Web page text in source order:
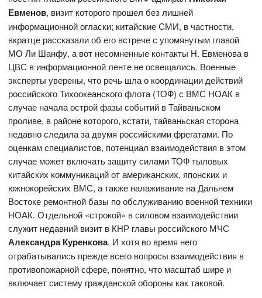
Евменов, визит которого прошел без лишней
информационной огласки; китайские СМИ, в частности,
вкратце рассказали об его встрече с упомянутым главой
МО Ли Шанфу, а вот несомненные контакты Н. Евменова в
ЦВС в информационной ленте не освещались. Военные
эксперты уверены, что речь шла о координации действий
российского Тихоокеанского флота (ТОФ) с ВМС НОАК в
случае начала острой фазы событий в Тайваньском
проливе, в районе которого, кстати, тайваньская сторона
недавно следила за двумя российскими фрегатами. По
оценкам специалистов, потенциал взаимодействия в этом
случае может включать защиту силами ТОФ тыловых
китайских коммуникаций от американских, японских и
южнокорейских ВМС, а также налаживание на Дальнем
Востоке ремонтной базы по обслуживанию военной техники
НОАК. Отдельной «строкой» в силовом взаимодействии
служит недавний визит в КНР главы российского МЧС
Александра Куренкова. И хотя во время него
отрабатывались прежде всего вопросы взаимодействия в
противопожарной сфере, понятно, что масштаб шире и
включает систему гражданской обороны как таковой.